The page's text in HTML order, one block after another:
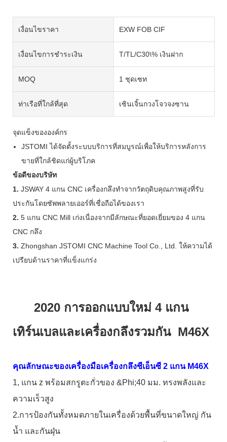
เงื่อนไขราคา EXW FOB CIF
เงื่อนไขการชำระเงิน T/TL/C30\% เงินฝาก
MOQ 1 ชุดเซท
ท่าเรือที่ใกล้ที่สุด เซินเจิ้นกวงโจวจงซาน
จุดแข็งขององค์กร
JSTOMI ได้จัดตั้งระบบบริการที่สมบูรณ์เพื่อให้บริการหลังการ
ขายที่ใกล้ชิดแก่ผู้บริโภค
ข้อดีของบริษัท
1. JSWAY 4 แกน CNC เครื่องกลึงทำจากวัตถุดิบคุณภาพสูงที่รับ
ประกันโดยซัพพลายเออร์ที่เชื่อถือได้ของเรา
2. 5 แกน CNC Mill เก่งเนื่องจากมีลักษณะที่ยอดเยี่ยมของ 4 แกน
CNC กลึง
3. Zhongshan JSTOMI CNC Machine Tool Co., Ltd. ให้ความได้
เปรียบด้านราคาที่แข็งแกร่ง
2020 การออกแบบใหม่ 4 แกน
เทิร์นเบลและเครื่องกลึงรวมกัน M46X
คุณลักษณะของเครื่องมือเครื่องกลึงซีเอ็นซี 2 แกน M46X
1, แกน z พร้อมสกรูตะกั่วของ &Phi;40 มม. ทรงพลังและ
ความเร็วสูง
2.การป้องกันทั้งหมดภายในเครื่องด้วยพื้นที่ขนาดใหญ่ กัน
น้ำ และกันฝุ่น